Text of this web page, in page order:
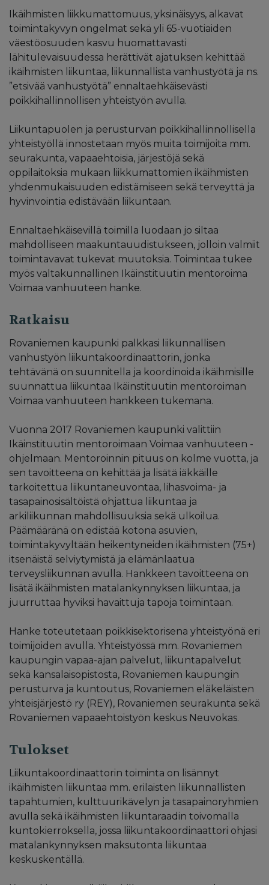
Ikäihmisten liikkumattomuus, yksinäisyys, alkavat
toimintakyvyn ongelmat sekä yli 65-vuotiaiden
väestöosuuden kasvu huomattavasti
lähitulevaisuudessa herättivät ajatuksen kehittää
ikäihmisten liikuntaa, liikunnallista vanhustyötä ja ns.
”etsivää vanhustyötä” ennaltaehkäisevästi
poikkihallinnollisen yhteistyön avulla.
Liikuntapuolen ja perusturvan poikkihallinnollisella
yhteistyöllä innostetaan myös muita toimijoita mm.
seurakunta, vapaaehtoisia, järjestöjä sekä
oppilaitoksia mukaan liikkumattomien ikäihmisten
yhdenmukaisuuden edistämiseen sekä terveyttä ja
hyvinvointia edistävään liikuntaan.
Ennaltaehkäisevillä toimilla luodaan jo siltaa
mahdolliseen maakuntauudistukseen, jolloin valmiit
toimintavavat tukevat muutoksia. Toimintaa tukee
myös valtakunnallinen Ikäinstituutin mentoroima
Voimaa vanhuuteen hanke.
Ratkaisu
Rovaniemen kaupunki palkkasi liikunnallisen
vanhustyön liikuntakoordinaattorin, jonka
tehtävänä on suunnitella ja koordinoida ikäihmisille
suunnattua liikuntaa Ikäinstituutin mentoroiman
Voimaa vanhuuteen hankkeen tukemana.
Vuonna 2017 Rovaniemen kaupunki valittiin
Ikäinstituutin mentoroimaan Voimaa vanhuuteen -
ohjelmaan. Mentoroinnin pituus on kolme vuotta, ja
sen tavoitteena on kehittää ja lisätä iäkkäille
tarkoitettua liikuntaneuvontaa, lihasvoima- ja
tasapainosisältöistä ohjattua liikuntaa ja
arkiliikunnan mahdollisuuksia sekä ulkoilua.
Päämääränä on edistää kotona asuvien,
toimintakyvyltään heikentyneiden ikäihmisten (75+)
itsenäistä selviytymistä ja elämänlaatua
terveysliikunnan avulla. Hankkeen tavoitteena on
lisätä ikäihmisten matalankynnyksen liikuntaa, ja
juurruttaa hyviksi havaittuja tapoja toimintaan.
Hanke toteutetaan poikkisektorisena yhteistyönä eri
toimijoiden avulla. Yhteistyössä mm. Rovaniemen
kaupungin vapaa-ajan palvelut, liikuntapalvelut
sekä kansalaisopistosta, Rovaniemen kaupungin
perusturva ja kuntoutus, Rovaniemen eläkeläisten
yhteisjärjestö ry (REY), Rovaniemen seurakunta sekä
Rovaniemen vapaaehtoistyön keskus Neuvokas.
Tulokset
Liikuntakoordinaattorin toiminta on lisännyt
ikäihmisten liikuntaa mm. erilaisten liikunnallisten
tapahtumien, kulttuurikävelyn ja tasapainoryhmien
avulla sekä ikäihmisten liikuntaraadin toivomalla
kuntokierroksella, jossa liikuntakoordinaattori ohjasi
matalankynnyksen maksutonta liikuntaa
keskuskentällä.